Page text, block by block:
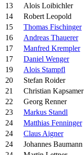
13
Alois Loibichler
14
Robert Leopold
15
Thomas Fischinger
16
Andreas Thauerer
17
Manfred Krempler
17
Daniel Wenger
19
Alois Stampfl
20
Stefan Roider
21
Christian Kapsamer
22
Georg Renner
23
Markus Standl
24
Matthias Fenninger
24
Claus Aigner
24
Johannes Baumann